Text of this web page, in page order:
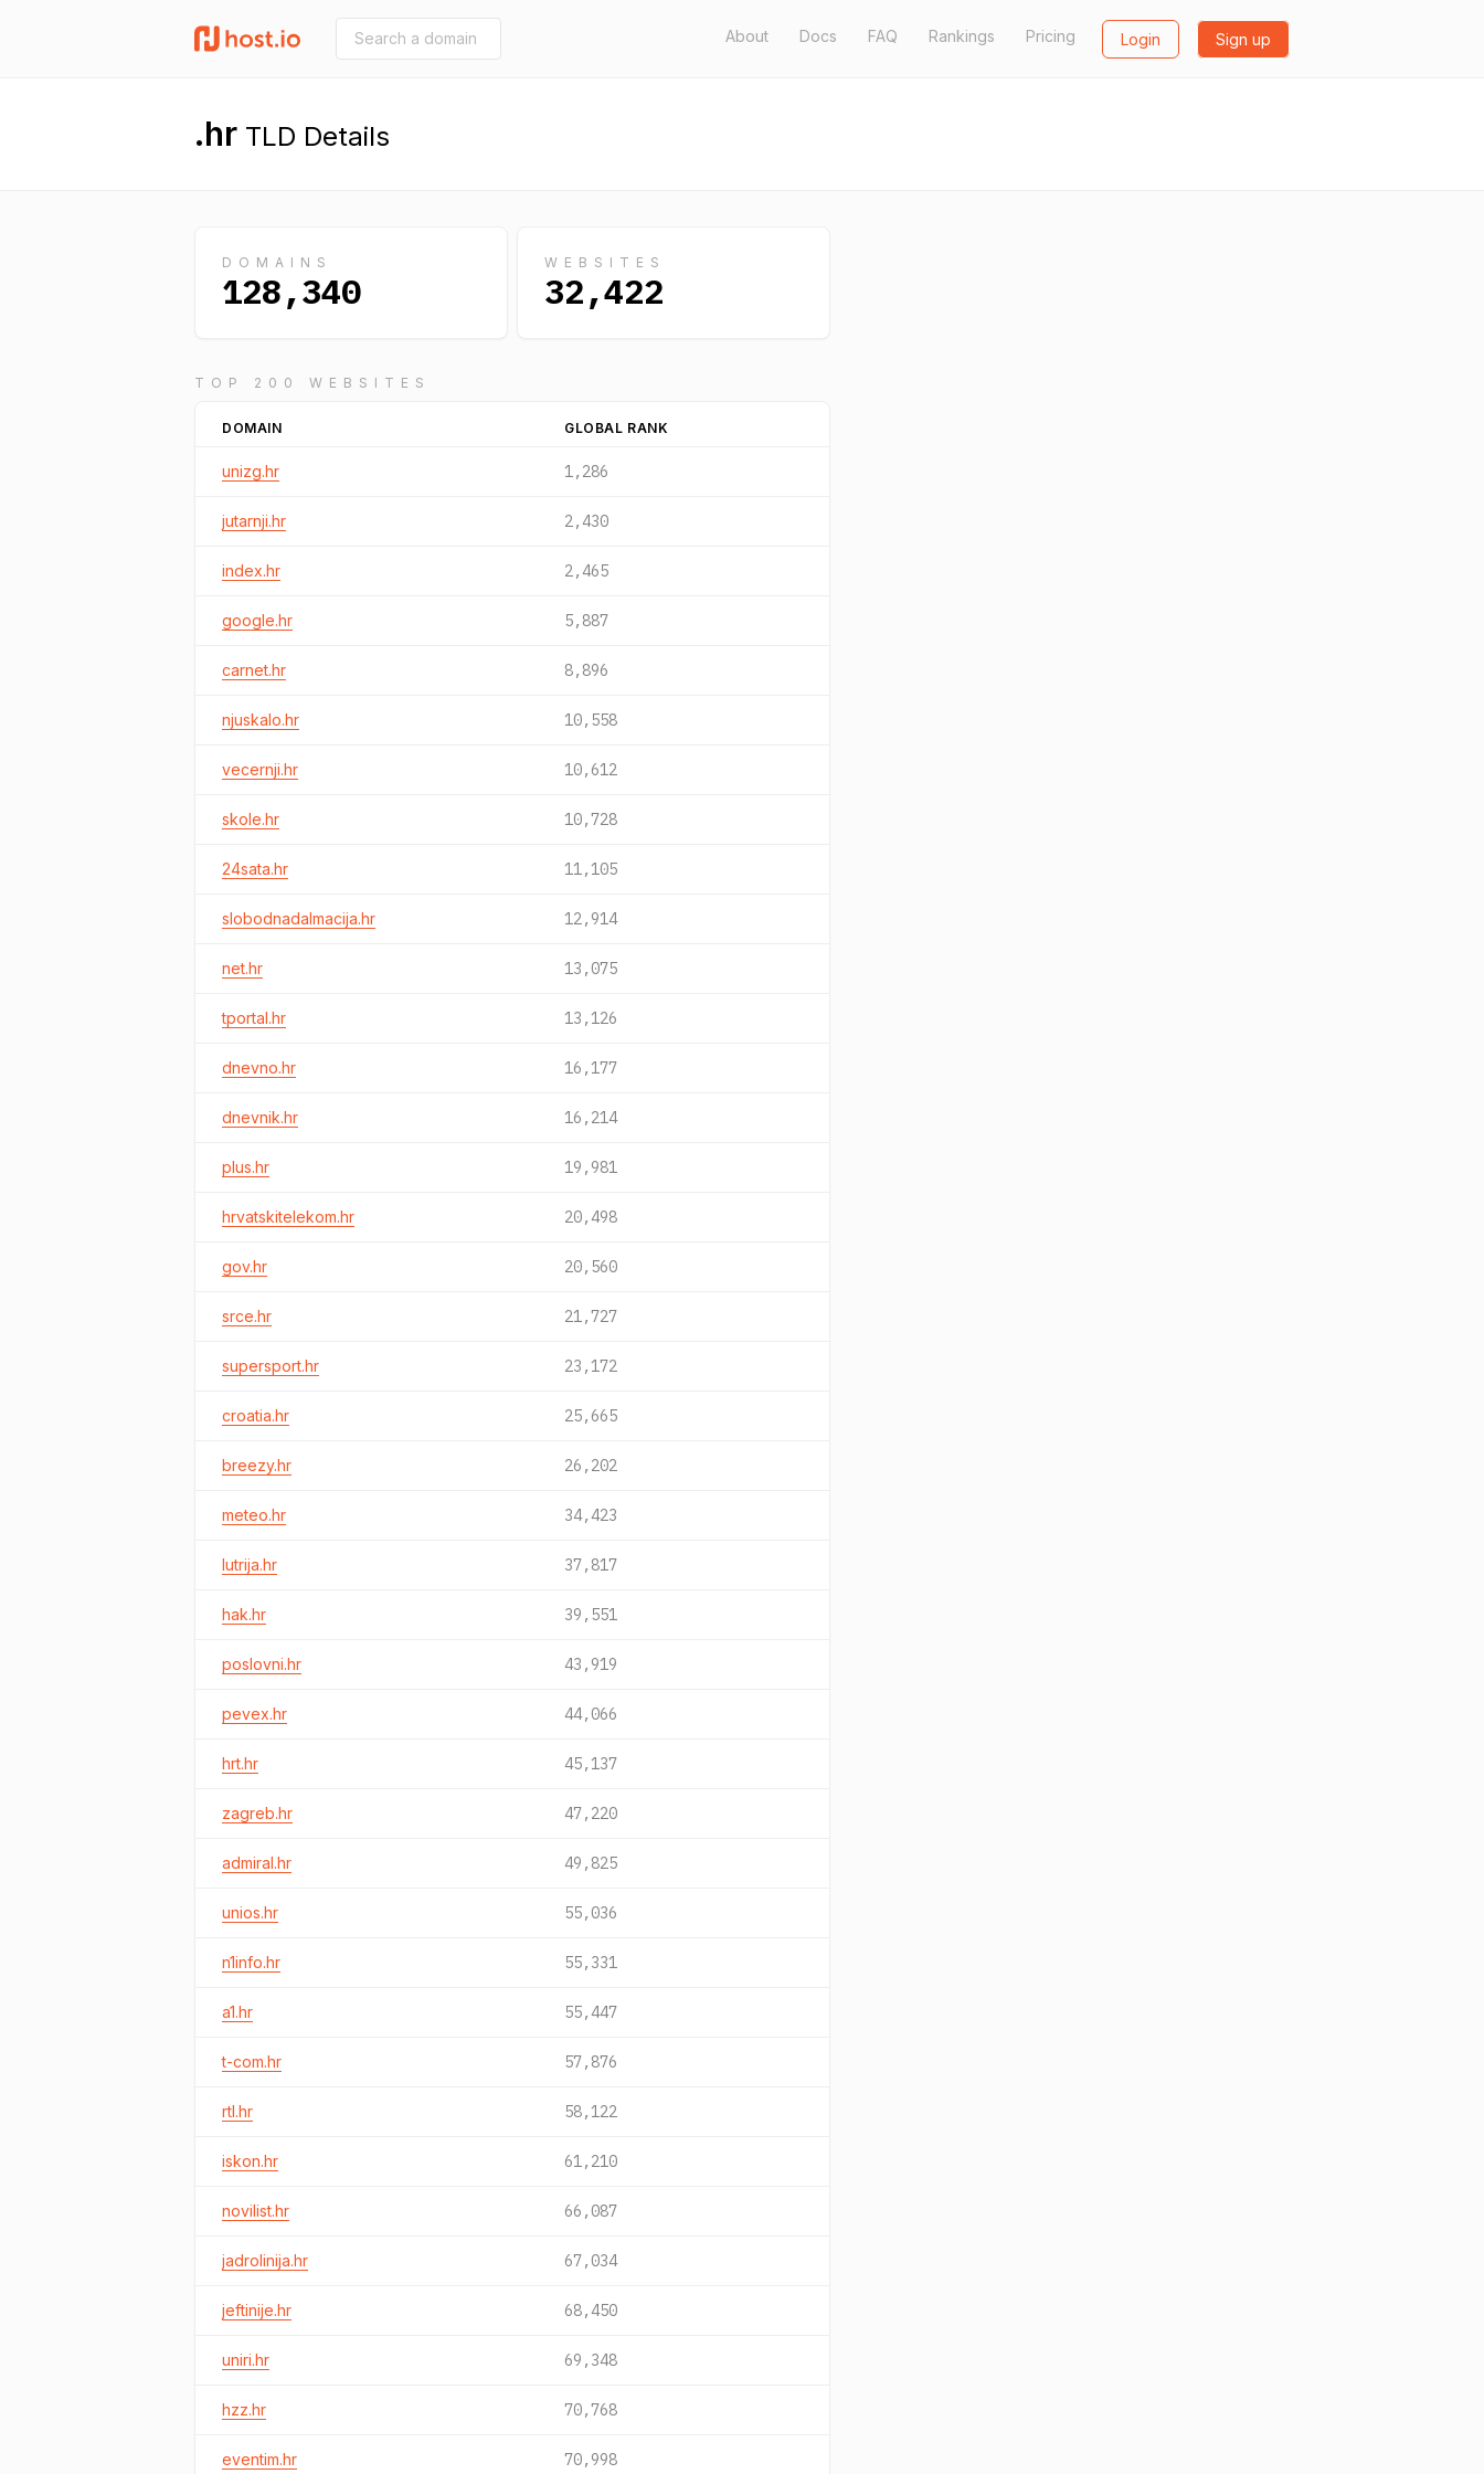
About Docs FAQ Rankings Pricing Login Sign up
.hr TLD Details
DOMAINS
128,340
WEBSITES
32,422
TOP 200 WEBSITES
DOMAIN GLOBAL RANK
unizg.hr 1,286
jutarnji.hr 2,430
index.hr 2,465
google.hr 5,887
carnet.hr 8,896
njuskalo.hr 10,558
vecernji.hr 10,612
skole.hr 10,728
24sata.hr 11,105
slobodnadalmacija.hr 12,914
net.hr 13,075
tportal.hr 13,126
dnevno.hr 16,177
dnevnik.hr 16,214
plus.hr 19,981
hrvatskitelekom.hr 20,498
gov.hr 20,560
srce.hr 21,727
supersport.hr 23,172
croatia.hr 25,665
breezy.hr 26,202
meteo.hr 34,423
lutrija.hr 37,817
hak.hr 39,551
poslovni.hr 43,919
pevex.hr 44,066
hrt.hr 45,137
zagreb.hr 47,220
admiral.hr 49,825
unios.hr 55,036
n1info.hr 55,331
a1.hr 55,447
t-com.hr 57,876
rtl.hr 58,122
iskon.hr 61,210
novilist.hr 66,087
jadrolinija.hr 67,034
jeftinije.hr 68,450
uniri.hr 69,348
hzz.hr 70,768
eventim.hr 70,998